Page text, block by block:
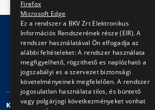
© Copyright 2026 BKV Zrt.
Impresszum Jogi nyilatkozat
Adatvédelmi politika és tájékoztatások
KAPCSOLAT
Firefox
Microsoft Edge
Ez a rendszer a BKV Zrt Elektronikus
Információs Rendszerének része (EIR). A
rendszer használatával Ön elfogadja az
alábbi feltételeket: A rendszer használata
megfigyelhető, rögzithető es naplózható a
jogszabályi es a szervezet biztonsági
követelményeinek megfelelően. A rendszer
jogosulatlan használata tilos, és büntető
vagy polgárjogi következményeket vonhat